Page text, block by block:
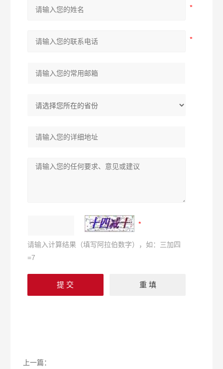
请输入计算结果（填写阿拉伯数字），如：三加四
=7
上一篇：